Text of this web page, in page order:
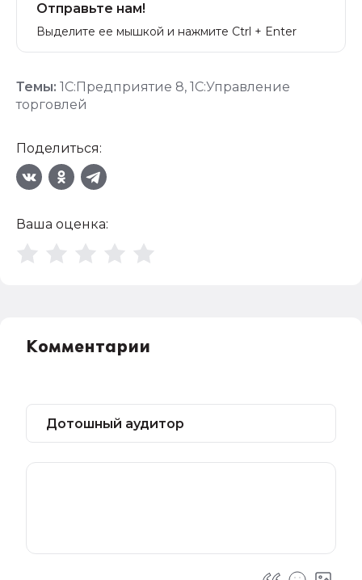
Отправьте нам!
Выделите ее мышкой и нажмите Ctrl + Enter
Темы: 1С:Предприятие 8, 1С:Управление
торговлей
Поделиться:
Ваша оценка:
Комментарии